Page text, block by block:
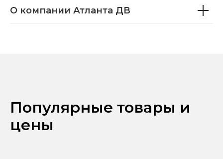
О компании Атланта ДВ
Популярные товары и
цены